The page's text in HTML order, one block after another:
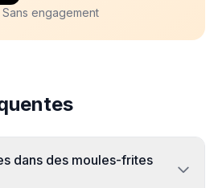
engagement
dans des moules-frites